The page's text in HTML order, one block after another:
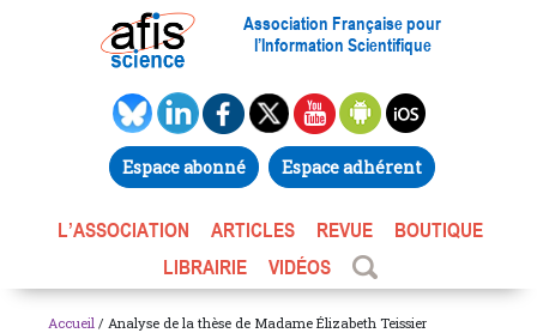
Association Française pour
l’Information Scientifique
Espace abonné Espace adhérent
L’ASSOCIATION ARTICLES REVUE
BOUTIQUE
LIBRAIRIE
VIDÉOS
Accueil / Analyse de la thèse de Madame Élizabeth Teissier